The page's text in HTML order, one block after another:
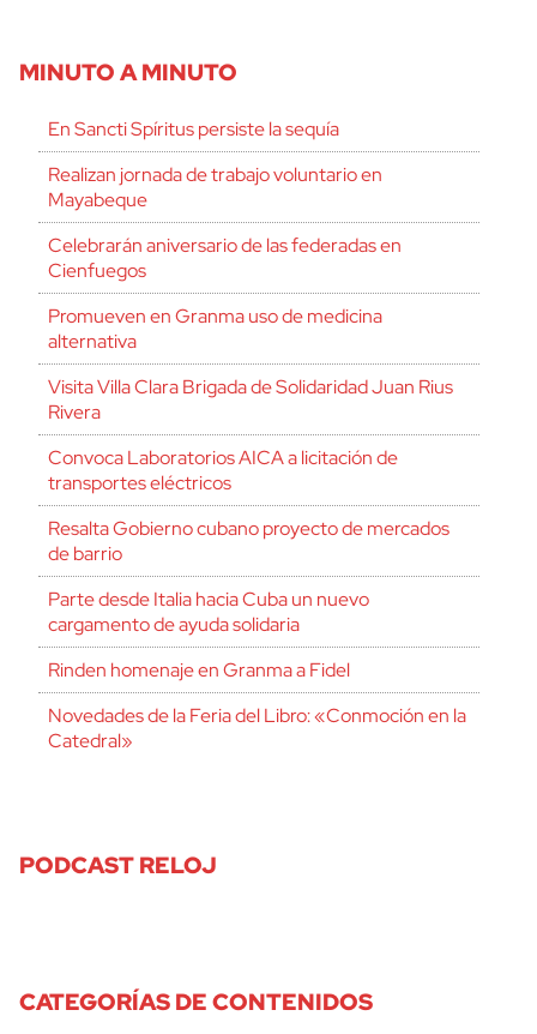
MINUTO A MINUTO
En Sancti Spíritus persiste la sequía
Realizan jornada de trabajo voluntario en
Mayabeque
Celebrarán aniversario de las federadas en
Cienfuegos
Promueven en Granma uso de medicina
alternativa
Visita Villa Clara Brigada de Solidaridad Juan Rius
Rivera
Convoca Laboratorios AICA a licitación de
transportes eléctricos
Resalta Gobierno cubano proyecto de mercados
de barrio
Parte desde Italia hacia Cuba un nuevo
cargamento de ayuda solidaria
Rinden homenaje en Granma a Fidel
Novedades de la Feria del Libro: «Conmoción en la
Catedral»
PODCAST RELOJ
CATEGORÍAS DE CONTENIDOS